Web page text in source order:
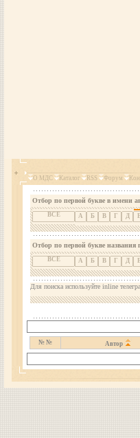
О МДС Каталог RSS Форум
Отбор по первой букве в имени
ВСЕ А Б В Г Д
Отбор по первой букве названия
ВСЕ А Б В Г Д
Для поиска используйте inline
№ № Автор